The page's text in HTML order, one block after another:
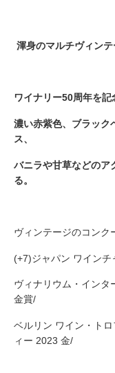
渾身のマルチヴィンテ
ワイナリー50周年を記
濃い赤紫色、ブラック
ス、
バニラや甘草などのア
る。
ヴィンテージのコンク
(+7)ジャパン ワイン
ヴィナリウム・インタ
金賞/
ベルリン ワイン・ト
ィー 2023 金/